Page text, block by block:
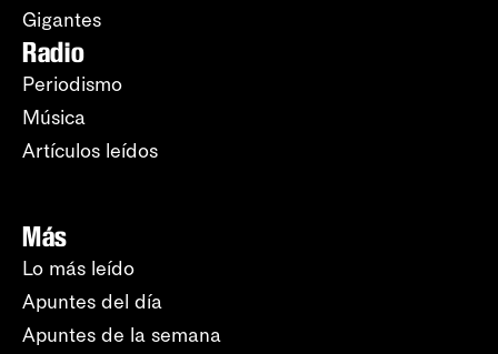
Gigantes
Radio
Periodismo
Música
Artículos leídos
Más
Lo más leído
Apuntes del día
Apuntes de la semana